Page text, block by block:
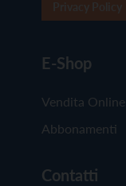
E-Shop
Vendita Online
Abbonamenti
Contatti